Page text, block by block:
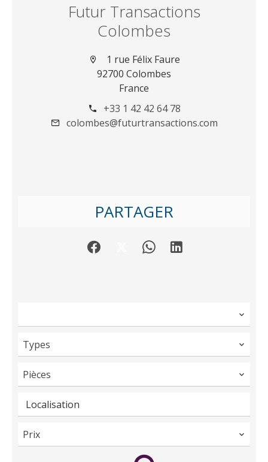
Futur Transactions
Colombes
1 rue Félix Faure
92700 Colombes
France
+33 1 42 42 64 78
colombes@futurtransactions.com
PARTAGER
Types
Pièces
Localisation
Prix